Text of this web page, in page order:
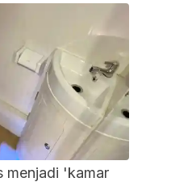
menjadi 'kamar